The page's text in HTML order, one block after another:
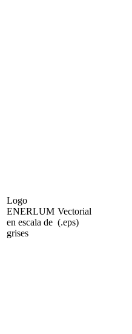
Logo
ENERLUM
en escala de
grises
Vectorial
(.eps)